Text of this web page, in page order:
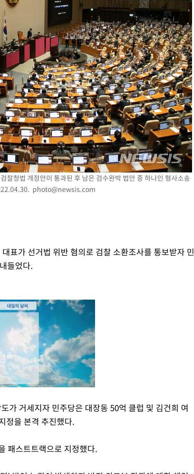
찰청법 개정안이 통과된 후 남은 검수완박 법안 중 하나인 형사소송
photo@newsis.com
표가 선거법 위반 혐의로 검찰 소환조사를 통보받자 민
들었다.
Mute
가 거세지자 민주당은 대장동 50억 클럽 및 김건희 여
정을 본격 추진했다.
패스트트랙으로 지정했다.